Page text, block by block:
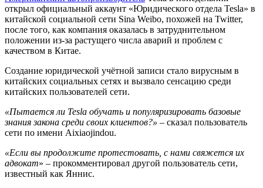
открыл официальный аккаунт «Юридического отдела Tesla» в
китайской социальной сети Sina Weibo, похожей на Twitter,
после того, как компания оказалась в затруднительном
положении из-за растущего числа аварий и проблем с
качеством в Китае.
Создание юридической учётной записи стало вирусным в
китайских социальных сетях и вызвало сенсацию среди
китайских пользователей сети.
«Пытается ли Tesla обучать и популяризировать базовые
знания закона среди своих клиентов?» – сказал пользователь
сети по имени Aixiaojindou.
«Если вы продолжите протестовать, с нами свяжется их
адвокат» – прокомментировал другой пользователь сети,
известный как Яннис.